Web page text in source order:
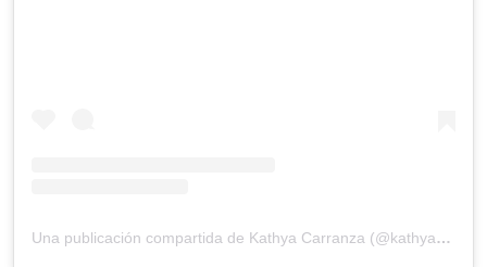
Una publicación compartida de Kathya Carranza (@kathyacarranza)